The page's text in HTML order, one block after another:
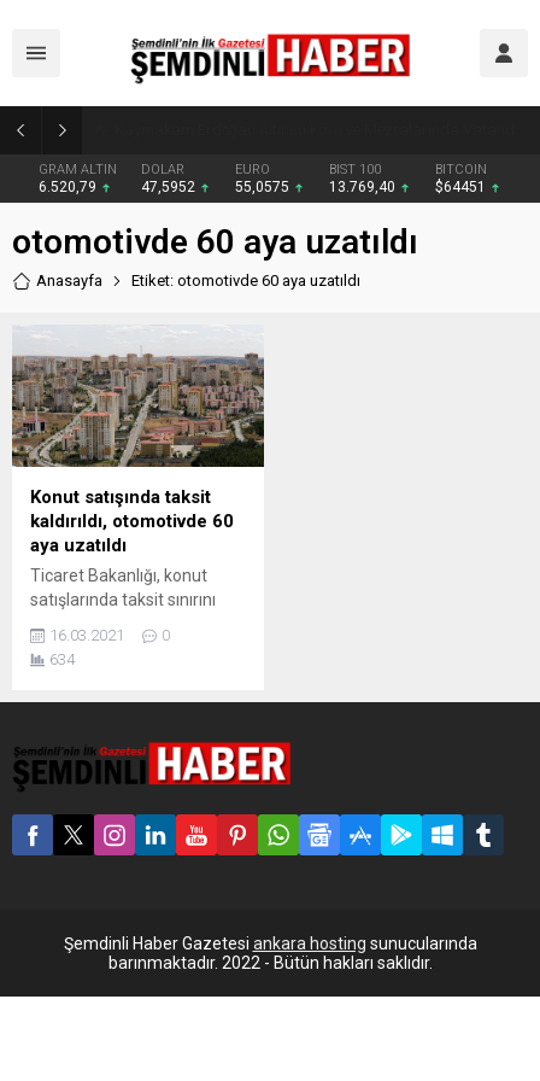
GRAM ALTIN
6.520,79
DOLAR
47,5952
EURO
55,0575
BIST 100
13.769,40
BITCOIN
$64451
otomotivde 60 aya uzatıldı
Anasayfa Etiket: otomotivde 60 aya uzatıldı
Konut satışında taksit
kaldırıldı, otomotivde 60
aya uzatıldı
Ticaret Bakanlığı, konut
satışlarında taksit sınırını
60 aya kadar taksit getirdi.
Otomotivde taksit sayısı;
ay, 750 bin TL üzerinde
araçlar için 24 ay oldu.
Ticaret Bakanığı, Resmi
Gazete’de yayımlanan
yönetmeliğe göre taksitli
16.03.2021
0
634
Şemdinli Haber Gazetesi ankara hosting sunucularında
barınmaktadır. 2022 - Bütün hakları saklıdır.